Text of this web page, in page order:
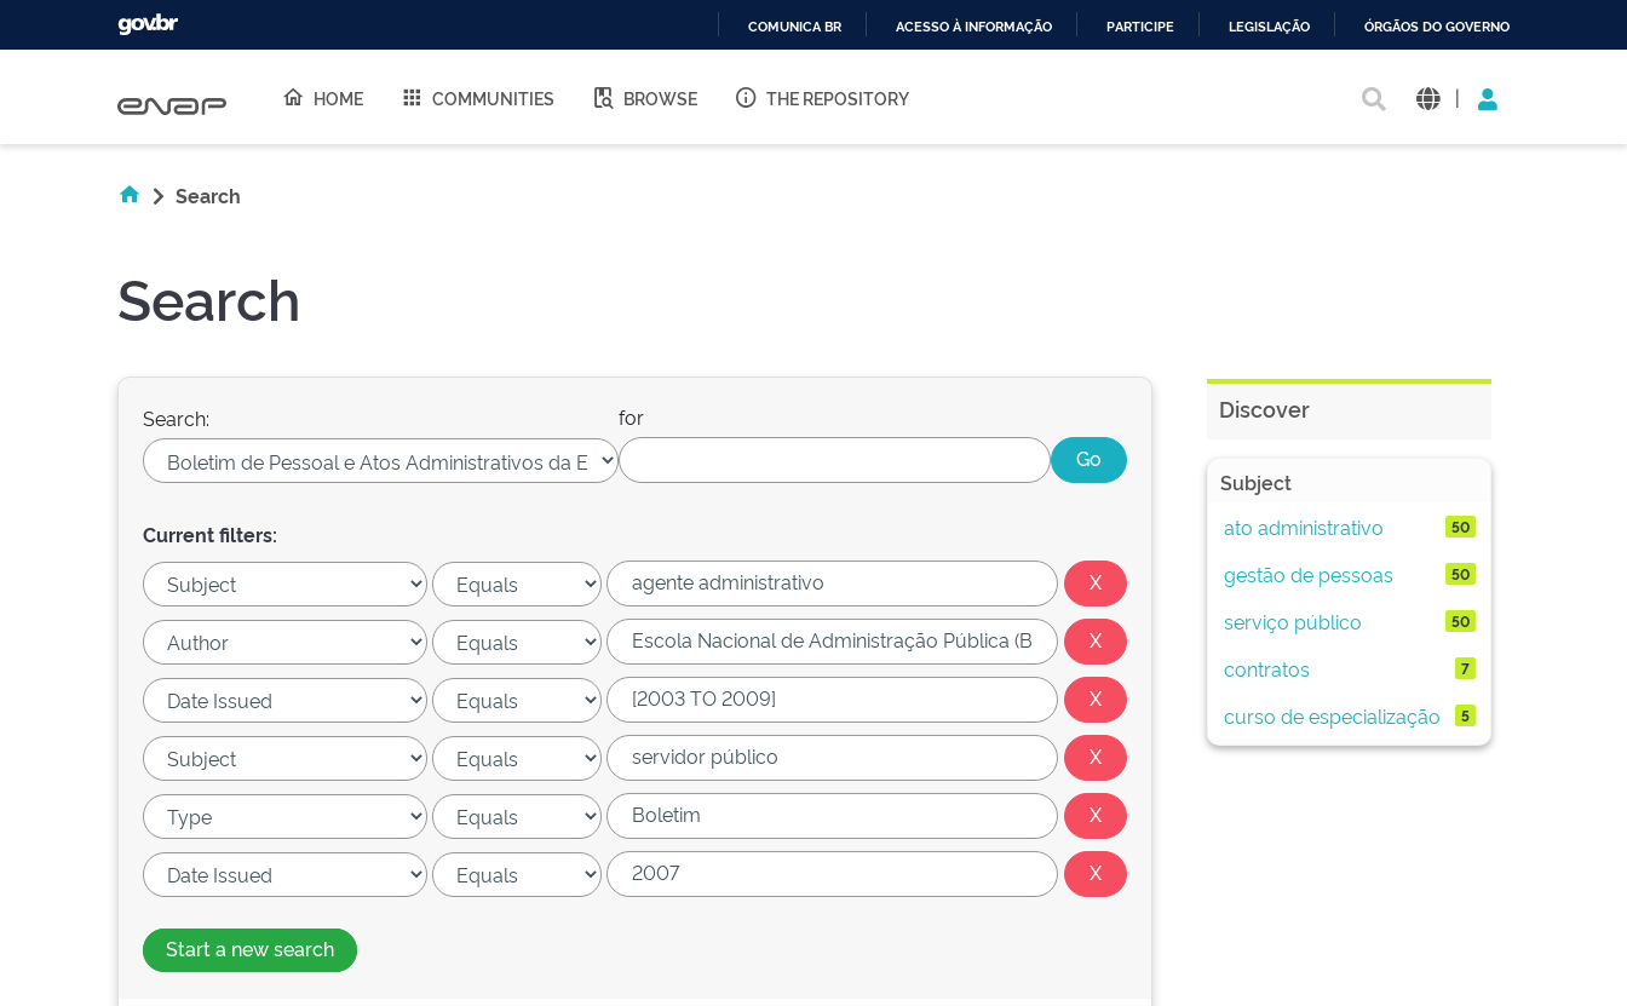
O
COMUNICA BR ACESSO À INFORMAÇÃO PARTICIPE LEGISLAÇÃO ÓRGÃOS DO GOVERNO
HOME COMMUNITIES BROWSE THE REPOSITORY |
Search
Search
Search: for
Current filters:
Start a new search
Discover
Subject
ato administrativo
50
gestão de pessoas 50
serviço público 50
contratos 7
curso de especialização 5